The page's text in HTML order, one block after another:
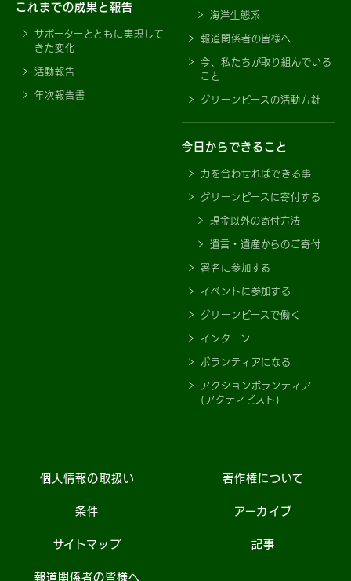
これまでの成果と報告
サポーターとともに実現して
きた変化
活動報告
年次報告書
海洋生態系
報道関係者の皆様へ
今、私たちが取り組んでいる
こと
グリーンピースの活動方針
今日からできること
力を合わせればできる事
グリーンピースに寄付する
現金以外の寄付方法
遺言・遺産からのご寄付
署名に参加する
イベントに参加する
グリーンピースで働く
インターン
ボランティアになる
アクションボランティア
(アクティビスト)
個人情報の取扱い 著作権について
条件 アーカイブ
サイトマップ 記事
報道関係者の皆様へ